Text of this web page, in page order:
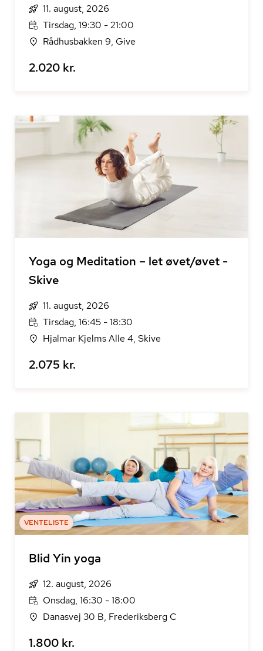
11. august, 2026
Tirsdag, 19:30 - 21:00
Rådhusbakken 9, Give
2.020 kr.
Yoga og Meditation – let øvet/øvet -
Skive
11. august, 2026
Tirsdag, 16:45 - 18:30
Hjalmar Kjelms Alle 4, Skive
2.075 kr.
VENTELISTE
Blid Yin yoga
12. august, 2026
Onsdag, 16:30 - 18:00
Danasvej 30 B, Frederiksberg C
1.800 kr.